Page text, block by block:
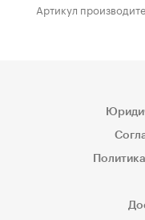
Артикул